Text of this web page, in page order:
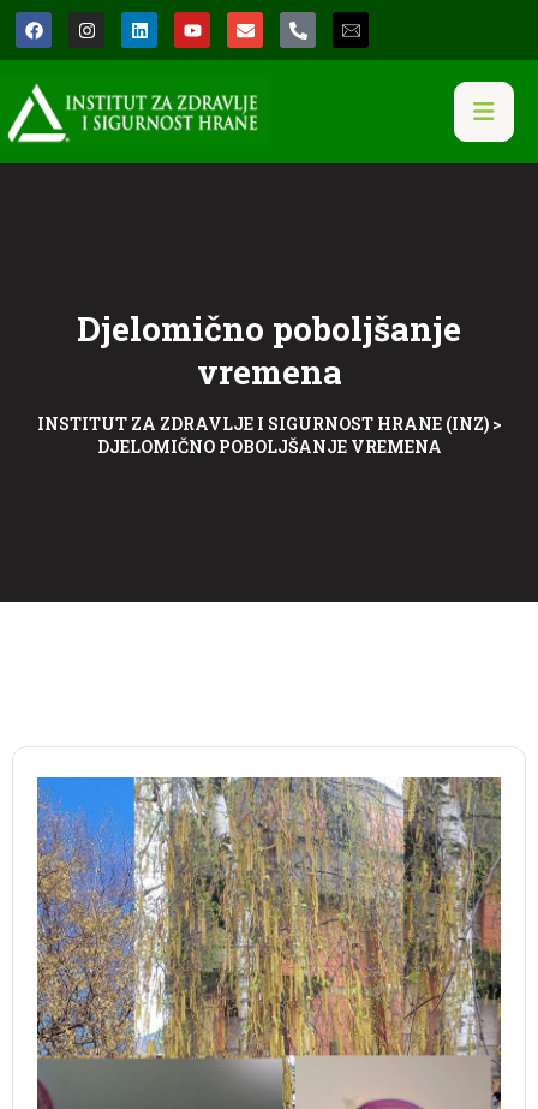
Djelomično poboljšanje
vremena
INSTITUT ZA ZDRAVLJE I SIGURNOST HRANE (INZ)>
DJELOMIČNO POBOLJŠANJE VREMENA